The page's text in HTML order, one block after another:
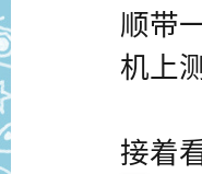
顺带
机上
接着